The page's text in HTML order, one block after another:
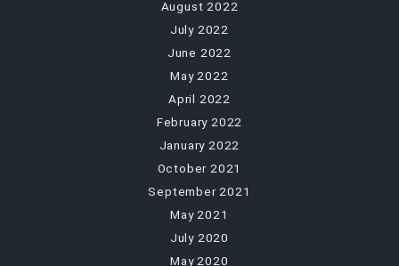
August 2022
July 2022
June 2022
May 2022
April 2022
February 2022
January 2022
October 2021
September 2021
May 2021
July 2020
May 2020